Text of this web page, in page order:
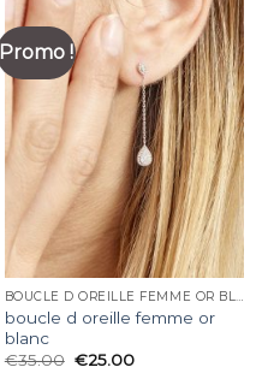
Promo !
BOUCLE D OREILLE FEMME OR BLANC
boucle d oreille femme or
blanc
€35.00 €25.00